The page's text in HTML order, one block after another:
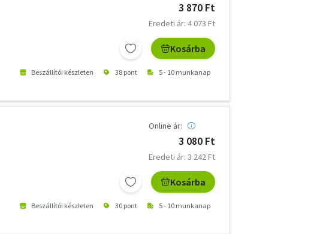
3 870 Ft
Eredeti ár: 4 073 Ft
Kosárba
Beszállítói készleten 38 pont 5 - 10 munkanap
Online ár:
3 080 Ft
Eredeti ár: 3 242 Ft
Kosárba
Beszállítói készleten 30 pont 5 - 10 munkanap